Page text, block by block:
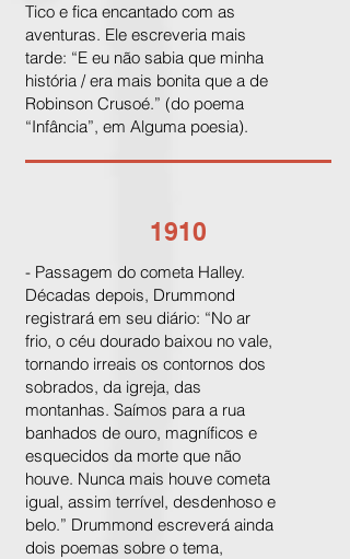
Tico e fica encantado com as
aventuras. Ele escreveria mais
tarde: “E eu não sabia que minha
história / era mais bonita que a de
Robinson Crusoé.” (do poema
“Infância”, em Alguma poesia).
1910
- Passagem do cometa Halley.
Décadas depois, Drummond
registrará em seu diário: “No ar
frio, o céu dourado baixou no vale,
tornando irreais os contornos dos
sobrados, da igreja, das
montanhas. Saímos para a rua
banhados de ouro, magníficos e
esquecidos da morte que não
houve. Nunca mais houve cometa
igual, assim terrível, desdenhoso e
belo.” Drummond escreverá ainda
dois poemas sobre o tema,